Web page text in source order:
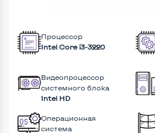
Процессор
Intel Core i3-3220
Видеопроцессор
системного блока
Intel HD
Операционная
система